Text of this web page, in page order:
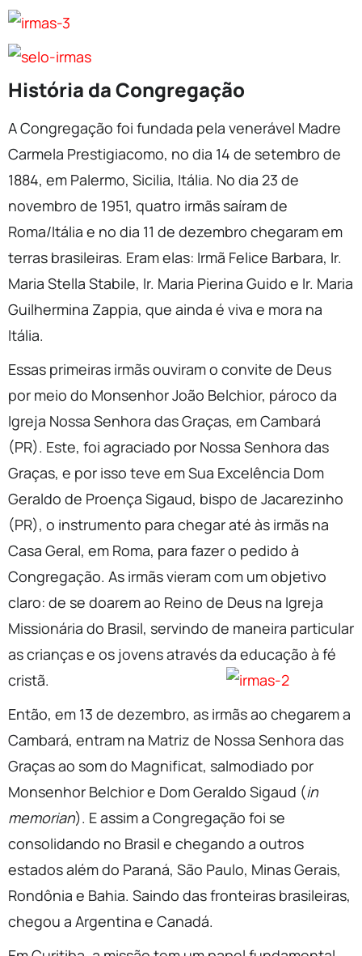
História da Congregação
A Congregação foi fundada pela venerável Madre
Carmela Prestigiacomo, no dia 14 de setembro de
1884, em Palermo, Sicilia, Itália. No dia 23 de
novembro de 1951, quatro irmãs saíram de
Roma/Itália e no dia 11 de dezembro chegaram em
terras brasileiras. Eram elas: Irmã Felice Barbara, Ir.
Maria Stella Stabile, Ir. Maria Pierina Guido e Ir. Maria
Guilhermina Zappia, que ainda é viva e mora na
Itália.
Essas primeiras irmãs ouviram o convite de Deus
por meio do Monsenhor João Belchior, pároco da
Igreja Nossa Senhora das Graças, em Cambará
(PR). Este, foi agraciado por Nossa Senhora das
Graças, e por isso teve em Sua Excelência Dom
Geraldo de Proença Sigaud, bispo de Jacarezinho
(PR), o instrumento para chegar até às irmãs na
Casa Geral, em Roma, para fazer o pedido à
Congregação. As irmãs vieram com um objetivo
claro: de se doarem ao Reino de Deus na Igreja
Missionária do Brasil, servindo de maneira particular
as crianças e os jovens através da educação à fé
cristã.
Então, em 13 de dezembro, as irmãs ao chegarem a
Cambará, entram na Matriz de Nossa Senhora das
Graças ao som do Magnificat, salmodiado por
Monsenhor Belchior e Dom Geraldo Sigaud (in
memorian). E assim a Congregação foi se
consolidando no Brasil e chegando a outros
estados além do Paraná, São Paulo, Minas Gerais,
Rondônia e Bahia. Saindo das fronteiras brasileiras,
chegou a Argentina e Canadá.